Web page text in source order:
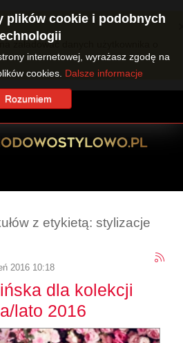
załadować danych użytkownika o
z etykietą: stylizacje
2016 10:18
dla kolekcji
lato 2016
plików cookie i podobnych
internetowej, wyrażasz zgodę na
cookies. Dalsze informacje
Rozumiem